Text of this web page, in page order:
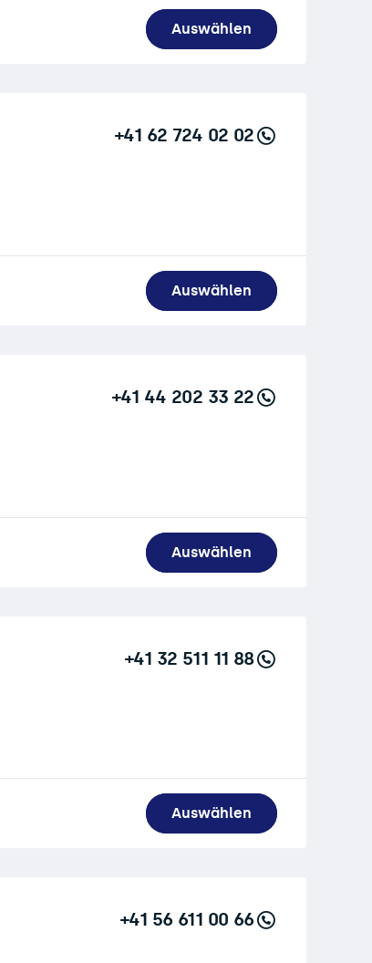
Auswählen
+41 62 724 02 02
Auswählen
+41 44 202 33 22
Auswählen
+41 32 511 11 88
Auswählen
+41 56 611 00 66